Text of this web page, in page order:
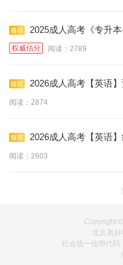
2025成人高考《专升
权威估分 阅读：2789
2026成人高考【英语
阅读：2874
2026成人高考【英语
阅读：2603
Copyright
北京美
社会统一信用代